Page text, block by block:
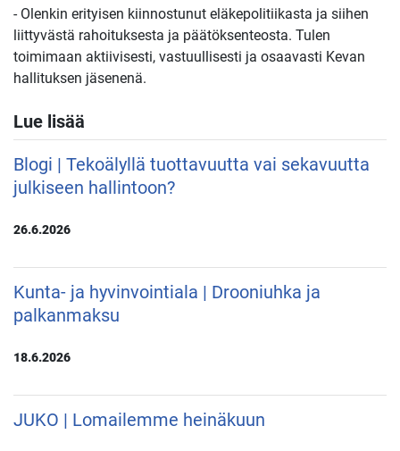
- Olenkin erityisen kiinnostunut eläkepolitiikasta ja siihen
liittyvästä rahoituksesta ja päätöksenteosta. Tulen
toimimaan aktiivisesti, vastuullisesti ja osaavasti Kevan
hallituksen jäsenenä.
Lue lisää
Blogi | Tekoälyllä tuottavuutta vai sekavuutta
julkiseen hallintoon?
26.6.2026
Kunta- ja hyvinvointiala | Drooniuhka ja
palkanmaksu
18.6.2026
JUKO | Lomailemme heinäkuun